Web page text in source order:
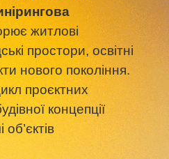
житлові
простори, освітні
нового покоління.
проєктних
концепції